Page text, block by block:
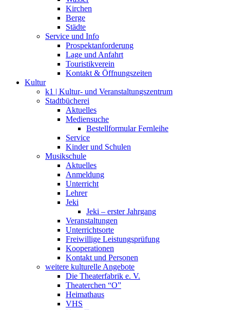
Kirchen
Berge
Städte
Service und Info
Prospektanforderung
Lage und Anfahrt
Touristikverein
Kontakt & Öffnungszeiten
Kultur
k1 | Kultur- und Veranstaltungszentrum
Stadtbücherei
Aktuelles
Mediensuche
Bestellformular Fernleihe
Service
Kinder und Schulen
Musikschule
Aktuelles
Anmeldung
Unterricht
Lehrer
Jeki
Jeki – erster Jahrgang
Veranstaltungen
Unterrichtsorte
Freiwillige Leistungsprüfung
Kooperationen
Kontakt und Personen
weitere kulturelle Angebote
Die Theaterfabrik e. V.
Theaterchen “O”
Heimathaus
VHS